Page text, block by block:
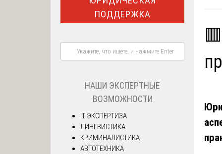
ПОДДЕРЖКА
НАШИ ЭКСПЕРТНЫЕ
ВОЗМОЖНОСТИ
IT ЭКСПЕРТИЗА
ЛИНГВИСТИКА
КРИМИНАЛИСТИКА
АВТОТЕХНИКА